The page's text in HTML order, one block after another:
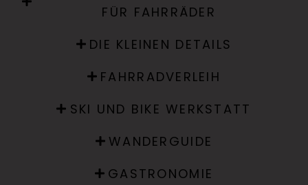
ÜR FAHRRÄDER
DIE KLEINEN DETAILS
FAHRRADVERLEIH
SKI UND BIKE WERKSTATT
WANDERGUIDE
GASTRONOMIE